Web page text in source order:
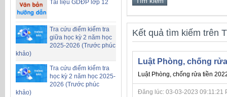
Tài liệu GDĐP lớp 12
Tra cứu điểm kiểm tra
giữa học kỳ 2 năm học
2025-2026 (Trước phúc
khảo)
Tra cứu điểm kiểm tra
học kỳ 2 năm học 2025-
2026 (Trước phúc
khảo)
Kết quả tìm kiếm trên
Luật Phòng, chống
Luật Phòng, chống rửa tiền
Đăng lúc: 03-03-2023 09:11:21